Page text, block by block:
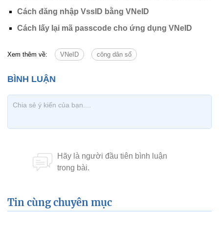
Cách đăng nhập VssID bằng VNeID
Cách lấy lại mã passcode cho ứng dụng VNeID
Xem thêm về: VNeID công dân số
Tin cùng chuyên mục